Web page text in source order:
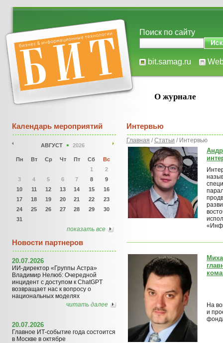
Поиск по сайту
bit.samag.ru
О журнале
Календарь мероприятий
АВГУСТ 2026
Пн Вт Ср Чт Пт Сб
Вс
1
2
3
4 5 6 7 8
9
10
11 12 13 14 15
16
17
18 19 20 21 22
23
24
25 26 27 28 29
30
31
показать все
Новости партнеров
20.07.2026
ИИ-директор «Группы Астра»
Владимир Нелюб: Очередной
инцидент с доступом к ChatGPT
возвращает нас к вопросу о
национальных моделях
читать далее
20.07.2026
Главное ИТ-событие года состоится
в Москве в октябре
Интервью
Главная /Статьи / Интервью
На
и